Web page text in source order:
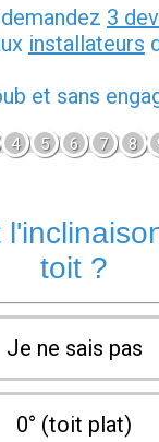
3
installateurs
et sans
4 5 6 7 8
toit ?
Je ne sais pas
0° (toit plat)